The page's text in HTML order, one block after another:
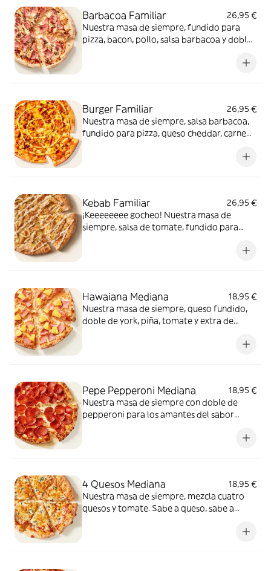
Barbacoa Familiar
26,95 €
Nuestra masa de siempre, fundido para
pizza, bacon, pollo, salsa barbacoa y doble
Burger Familiar
26,95 €
Nuestra masa de siempre, salsa barbacoa,
fundido para pizza, queso cheddar, carne
Kebab Familiar
26,95 €
¡Keeeeeeee gocheo! Nuestra masa de
siempre, salsa de tomate, fundido para
Hawaiana Mediana
18,95 €
Nuestra masa de siempre, queso fundido,
doble de york, piña, tomate y extra de
Pepe Pepperoni Mediana
18,95 €
Nuestra masa de siempre con doble de
pepperoni para los amantes del sabor
4 Quesos Mediana
18,95 €
Nuestra masa de siempre, mezcla cuatro
quesos y tomate. Sabe a queso, sabe a